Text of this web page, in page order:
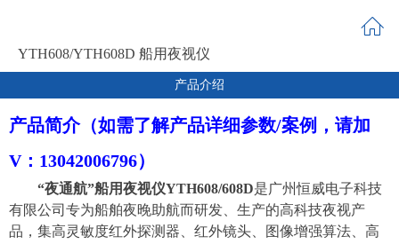
YTH608/YTH608D 船用夜视仪
产品介绍
产品简介（如需了解产品详细参数/案例，请加
V： 13042006796）
“夜通航”船用夜视仪YTH608/608D是广州恒威电子科技
有限公司 专为船舶夜晚助航而研发、生产的高科技夜视产
品，集高灵敏度红外探测器、红外镜头、
图像增强算法、高